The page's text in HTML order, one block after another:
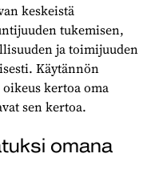
keskeistä
tukemisen,
ja toimijuuden
Käytännön
kertoa oma
sen kertoa.
omana